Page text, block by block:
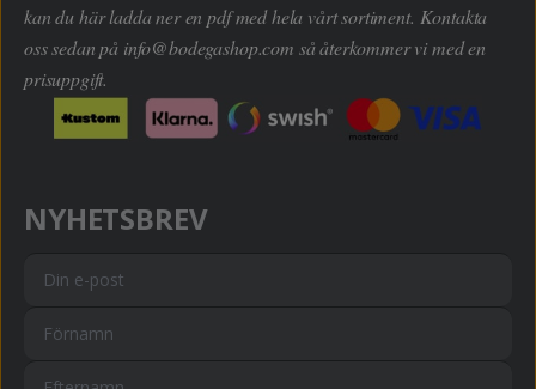
kan du här ladda ner en pdf med hela vårt sortiment. Kontakta
oss sedan på info@bodegashop.com så återkommer vi med en
prisuppgift.
NYHETSBREV